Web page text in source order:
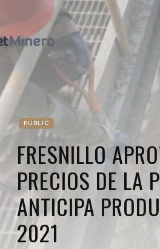
PUBLIC
FRESNILLO
PRECIOS DE LA
ANTICIPA
2021